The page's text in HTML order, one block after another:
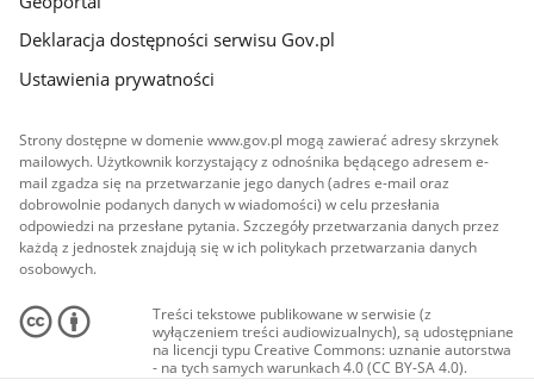
Deklaracja dostępności serwisu Gov.pl
Ustawienia prywatności
Strony dostępne w domenie www.gov.pl mogą zawierać adresy skrzynek
mailowych. Użytkownik korzystający z odnośnika będącego adresem e-
mail zgadza się na przetwarzanie jego danych (adres e-mail oraz
dobrowolnie podanych danych w wiadomości) w celu przesłania
odpowiedzi na przesłane pytania. Szczegóły przetwarzania danych przez
każdą z jednostek znajdują się w ich politykach przetwarzania danych
osobowych.
Treści tekstowe publikowane w serwisie (z
wyłączeniem treści audiowizualnych), są udostępniane
na licencji typu Creative Commons: uznanie autorstwa
- na tych samych warunkach 4.0 (CC BY-SA 4.0).